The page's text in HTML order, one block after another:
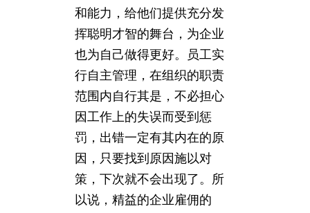
和能力，给他们提供充分发
挥聪明才智的舞台，为企业
也为自己做得更好。员工实
行自主管理，在组织的职责
范围内自行其是，不必担心
因工作上的失误而受到惩
罚，出错一定有其内在的原
因，只要找到原因施以对
策，下次就不会出现了。所
以说，精益的企业雇佣的